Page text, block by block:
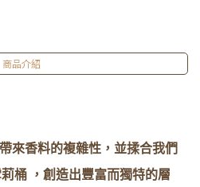
商品介紹
來香料的複雜性，並揉合我們
桶 ，創造出豐富而獨特的層